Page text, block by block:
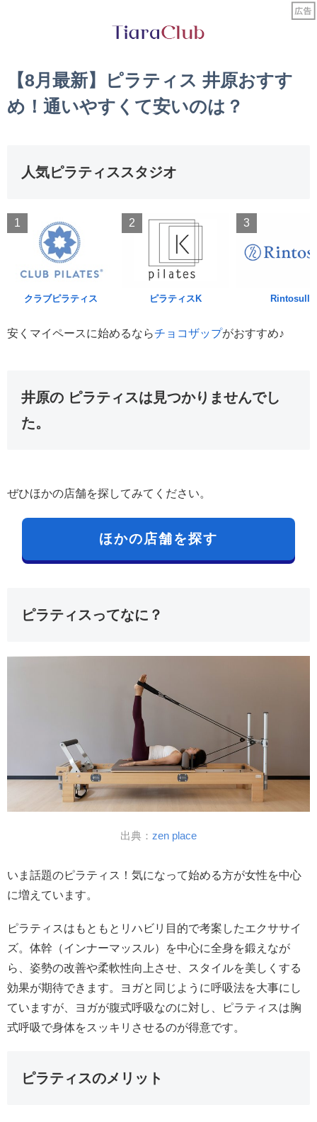
【8月最新】ピラティス 井原おすす
め！通いやすくて安いのは？
人気ピラティススタジオ
1
クラブピラティス
2
ピラティスK
3
Rintosull
安くマイペースに始めるならチョコザップがおすすめ♪
井原の ピラティスは見つかりませんでし
た。
ぜひほかの店舗を探してみてください。
ほかの店舗を探す
ピラティスってなに？
出典： zen place
いま話題のピラティス！気になって始める方が女性を中心
に増えています。
ピラティスはもともとリハビリ目的で考案したエクササイ
ズ。体幹（インナーマッスル）を中心に全身を鍛えなが
ら、姿勢の改善や柔軟性向上させ、スタイルを美しくする
効果が期待できます。ヨガと同じように呼吸法を大事にし
ていますが、ヨガが腹式呼吸なのに対し、ピラティスは胸
式呼吸で身体をスッキリさせるのが得意です。
ピラティスのメリット